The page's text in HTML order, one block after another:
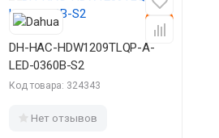
DH-HAC-HDW1209TLQP-A-
LED-0360B-S2
Код товара: 324343
Нет отзывов